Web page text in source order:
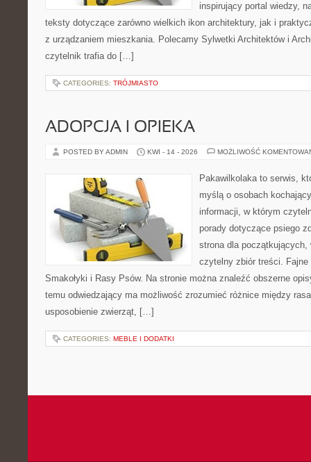
inspirujący portal wiedzy,
teksty dotyczące zarówno wielkich ikon architektury, jak i
z urządzaniem mieszkania. Polecamy Sylwetki Architektów i
czytelnik trafia do […]
CATEGORIES: TRÓJMIASTO
ADOPCJA I OPIEKA
POSTED BY ADMIN KWI - 14 - 2026 MOŻLIWOŚĆ
Pakawilkolaka to serwis,
myślą o osobach
informacji, w którym
porady dotyczące psiego
strona dla początkujących,
czytelny zbiór treści.
Smakołyki i Rasy Psów. Na stronie można znaleźć obszerne
temu odwiedzający ma możliwość zrozumieć różnice między
usposobienie zwierząt, […]
CATEGORIES: MEBLE I DODATKI